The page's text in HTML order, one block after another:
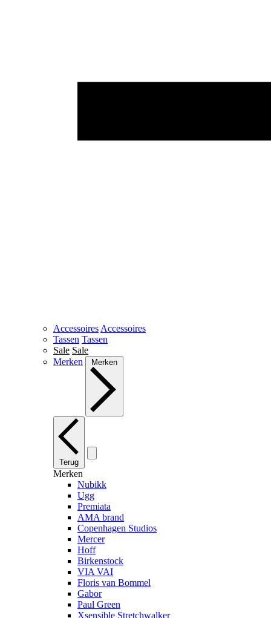
Accessoires Accessoires
Tassen Tassen
Sale Sale
Merken
Merken
Terug
Merken
Nubikk
Ugg
Premiata
AMA brand
Copenhagen Studios
Mercer
Hoff
Birkenstock
VIA VAI
Floris van Bommel
Gabor
Paul Green
Xsensible Stretchwalker